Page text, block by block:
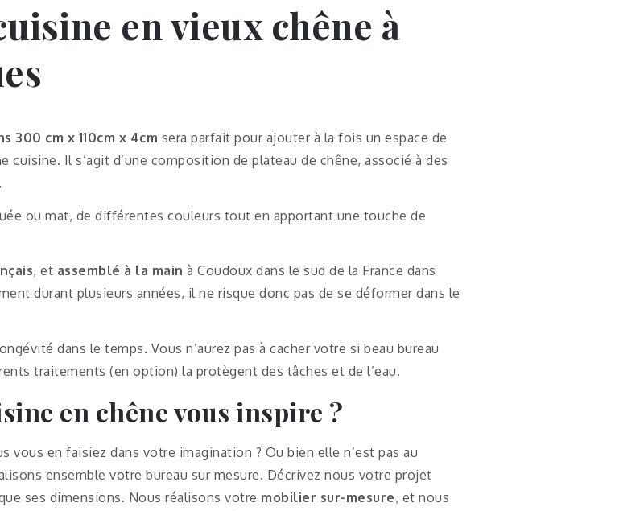
en vieux chêne à
cm x 110cm x 4cm sera parfait pour ajouter à la fois un espace de
cuisine. Il s’agit d’une composition de plateau de chêne, associé à des
ou mat, de différentes couleurs tout en apportant une touche de
, et assemblé à la main à Coudoux dans le sud de la France dans
durant plusieurs années, il ne risque donc pas de se déformer dans le
dans le temps. Vous n’aurez pas à cacher votre si beau bureau
traitements (en option) la protègent des tâches et de l’eau.
en chêne vous inspire ?
vous en faisiez dans votre imagination ? Ou bien elle n’est pas au
ensemble votre bureau sur mesure. Décrivez nous votre projet
ses dimensions. Nous réalisons votre mobilier sur-mesure, et nous